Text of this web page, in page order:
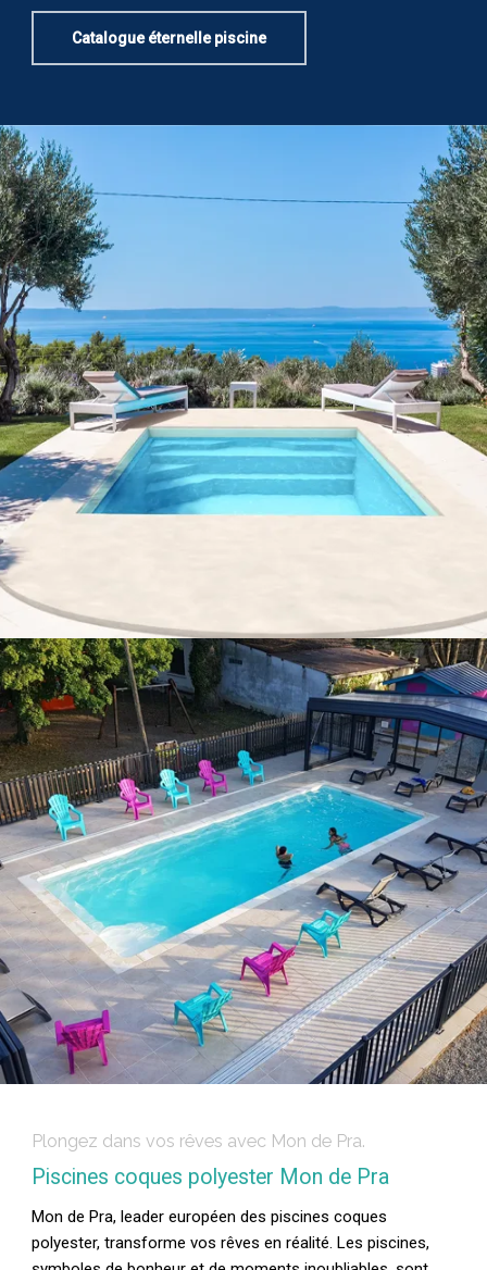
Catalogue éternelle piscine
Plongez dans vos rêves avec Mon de Pra.
Piscines coques polyester Mon de Pra
Mon de Pra, leader européen des piscines coques
polyester, transforme vos rêves en réalité. Les piscines,